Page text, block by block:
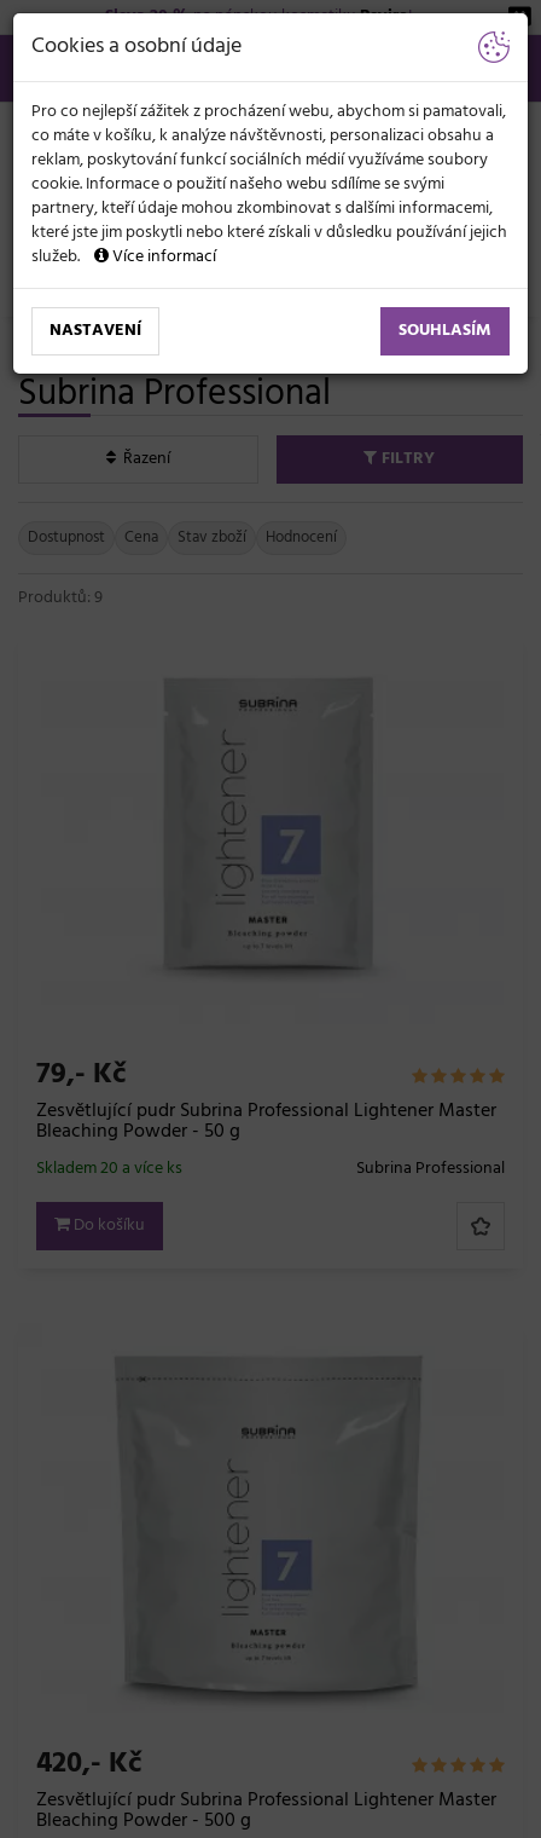
Sleva 20 %na pánskou kosmetikuBeviro!
566 440 099
info@svetkadernictvi.cz
Po−pá: 8−17
Vše o nákupu Kč
KATEGORIE
MENU
Vlasová kosmetika Barvy, melíry, přelivy
Profesionální melíry na vlasy
Subrina Professional
Řazení FILTRY
Dostupnost Cena Stav zboží Hodnocení
Produktů: 9
79,- Kč
Zesvětlující pudr Subrina Professional Lightener Master
Bleaching Powder - 50 g
Subrina Professional
Skladem 20 a více ks
Do košíku
420,- Kč
Zesvětlující pudr Subrina Professional Lightener Master
Bleaching Powder - 500 g
Cookies a osobní údaje
Pro co nejlepší zážitek z procházení webu, abychom si pamatovali,
co máte v košíku, k analýze návštěvnosti, personalizaci obsahu a
reklam, poskytování funkcí sociálních médií využíváme soubory
cookie. Informace o použití našeho webu sdílíme se svými
partnery, kteří údaje mohou zkombinovat s dalšími informacemi,
které jste jim poskytli nebo které získali v důsledku používání jejich
služeb.
Více informací
NASTAVENÍ SOUHLASÍM